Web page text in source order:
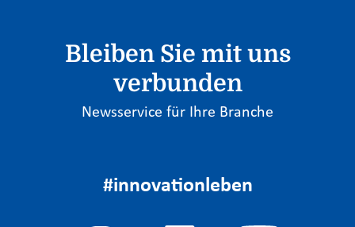
Bleiben Sie mit uns
verbunden
Newsservice für Ihre Branche
#innovationleben